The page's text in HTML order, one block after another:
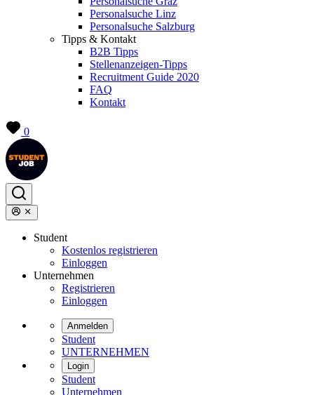
Personalsuche Linz
Personalsuche Salzburg
Tipps & Kontakt
B2B Tipps
Stellenanzeigen-Tipps
Recruitment Guide 2020
FAQ
Kontakt
0
Student
Kostenlos registrieren
Einloggen
Unternehmen
Registrieren
Einloggen
Anmelden
Student
UNTERNEHMEN
Login
Student
Unternehmen